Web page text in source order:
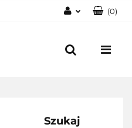
Zarejestruj się
(0)
Szukaj